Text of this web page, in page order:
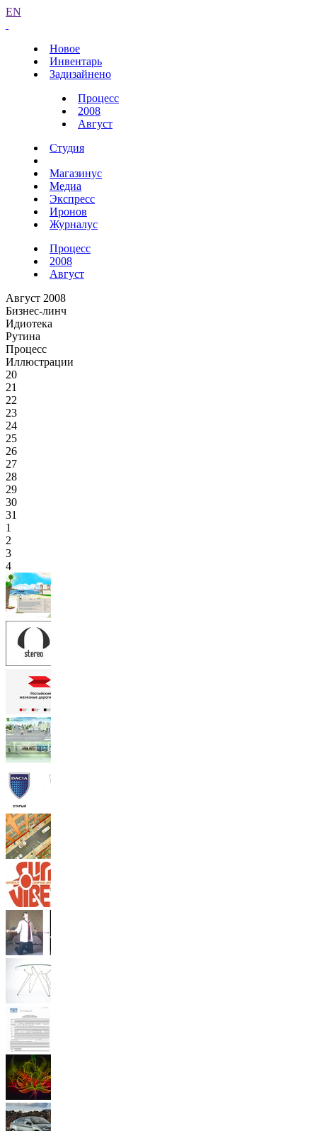
EN
Новое
Инвентарь
Задизайнено
Процесс
2008
Август
Студия
Магазинус
Медиа
Экспресс
Иронов
Журналус
Процесс
2008
Август
Август 2008
Бизнес-линч
Идиотека
Рутина
Процесс
Иллюстрации
20
21
22
23
24
25
26
27
28
29
30
31
1
2
3
4